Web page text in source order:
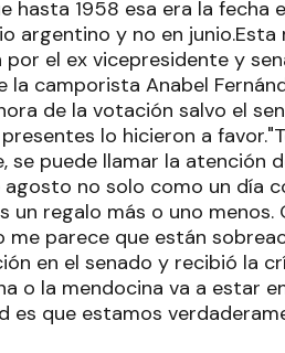
1958 esa era la fecha
y no en junio.Esta
el ex vicepresidente y
la camporista Anabel
de la votación salvo el
lo hicieron a
se puede llamar la atención
no solo como un día
regalo más o uno menos.
parece que están
en el senado y recibió la
o la mendocina va a estar
es que estamos